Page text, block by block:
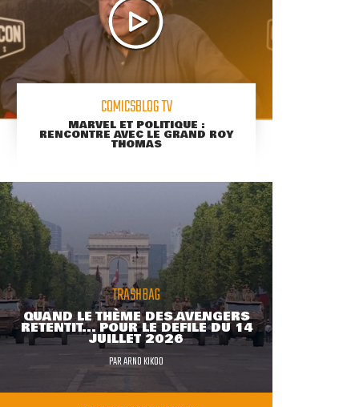
COMICSBLOG TV
MARVEL ET POLITIQUE :
RENCONTRE AVEC LE GRAND ROY
THOMAS
TRASHBAG
QUAND LE THÈME DES AVENGERS
RETENTIT... POUR LE DÉFILÉ DU 14
JUILLET 2026
PARARNO KIKOO